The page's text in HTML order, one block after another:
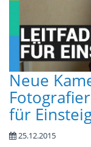
Neue
für
25.12.2015